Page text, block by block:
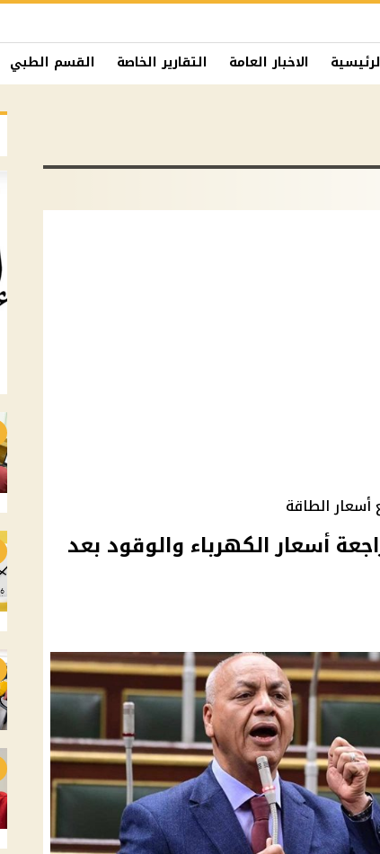
الاخبار العامة التقارير الخاصة القسم الطبي
أسعار الطاقة
أسعار الكهرباء والوقود بعد